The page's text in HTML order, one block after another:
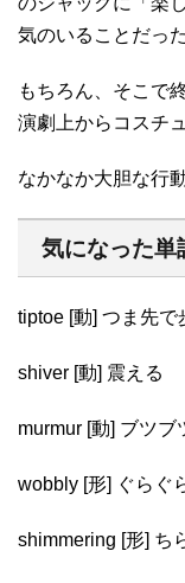
気のいることだっ
もちろん、そこで
演劇上からコスチ
なかなか大胆な行
気になった単
tiptoe [動] つま先で
shiver [動] 震える
murmur [動] ブツブ
wobbly [形] ぐらぐ
shimmering [形] ち